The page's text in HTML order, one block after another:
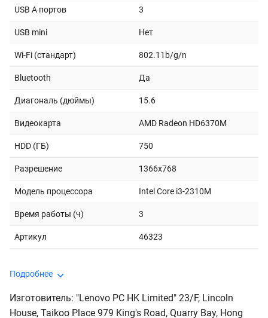
USB A портов 3
USB mini Нет
Wi-Fi (стандарт) 802.11b/g/n
Bluetooth Да
Диагональ (дюймы) 15.6
Видеокарта AMD Radeon HD6370M
HDD (ГБ) 750
Разрешение 1366x768
Модель процессора Intel Core i3-2310M
Время работы (ч) 3
Артикул 46323
Подробнее
Изготовитель: "Lenovo PC HK Limited" 23/F, Lincoln
House, Taikoo Place 979 King's Road, Quarry Bay, Hong